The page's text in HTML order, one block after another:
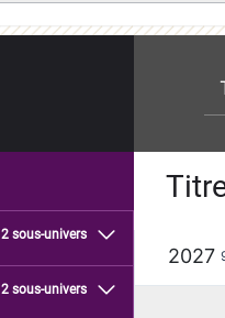
2 sous-univers
2 sous-univers
2027